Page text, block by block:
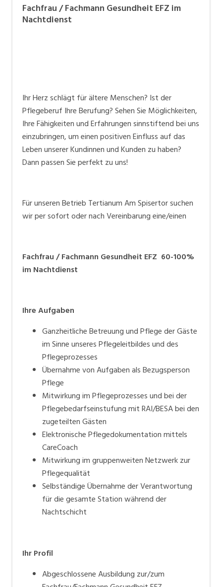
Berufsbildnerinnen und Berufsbildner begleiten dich
während deiner Ausbildung und stellen sicher, dass
Unser Jobportal: jobs.tertianum.ch
Schnellbewerbungsfunktionum sich in sechs
einfachen Schritten zu bewerben und in unseren
Talentpool zu gelangen. Bei passender Vakanz
Fachfrau / Fachmann Gesundheit EFZ im
Nachtdienst
Ihr Herz schlägt für ältere Menschen? Ist der
Pflegeberuf Ihre Berufung? Sehen Sie Möglichkeiten,
Ihre Fähigkeiten und Erfahrungen sinnstiftend bei uns
einzubringen, um einen positiven Einfluss auf das
Leben unserer Kundinnen und Kunden zu haben?
Dann passen Sie perfekt zu uns!
Für unseren Betrieb Tertianum Am Spisertor suchen
wir per sofort oder nach Vereinbarung eine/einen
Fachfrau / Fachmann Gesundheit EFZ 60-100%
im Nachtdienst
Ihre Aufgaben
Ganzheitliche Betreuung und Pflege der Gäste
im Sinne unseres Pflegeleitbildes und des
Pflegeprozesses
Übernahme von Aufgaben als Bezugsperson
Pflege
Mitwirkung im Pflegeprozesses und bei der
Pflegebedarfseinstufung mit RAI/BESA bei den
zugeteilten Gästen
Elektronische Pflegedokumentation mittels
CareCoach
Mitwirkung im gruppenweiten Netzwerk zur
Pflegequalität
Selbständige Übernahme der Verantwortung
für die gesamte Station während der
Nachtschicht
Ihr Profil
Abgeschlossene Ausbildung zur/zum